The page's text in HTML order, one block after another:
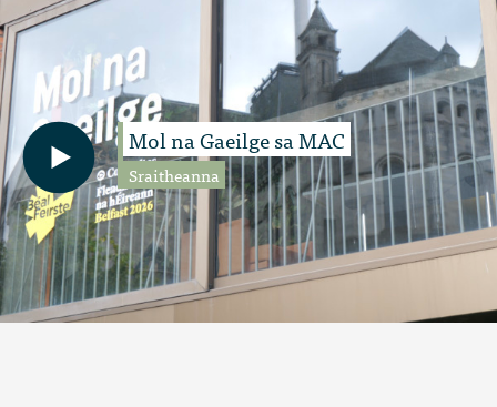
Mol na Gaeilge sa MAC
Sraitheanna